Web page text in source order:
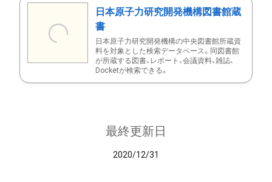
日本原子力研究開発機構図書館蔵
書
日本原子力研究開発機構の中央図書館所蔵資
料を対象とした検索データベース。同図書館
が所蔵する図書、レポート、会議資料、雑誌、
Docketが検索できる。
最終更新日
2020/12/31